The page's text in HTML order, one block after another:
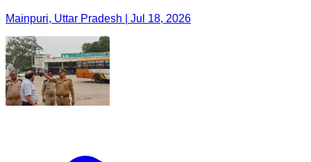
Mainpuri, Uttar Pradesh | Jul 18, 2026